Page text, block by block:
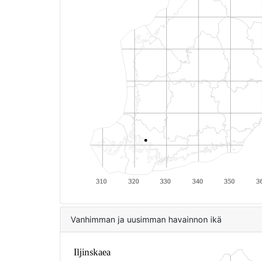
Vanhimman ja uusimman havainnon ikä